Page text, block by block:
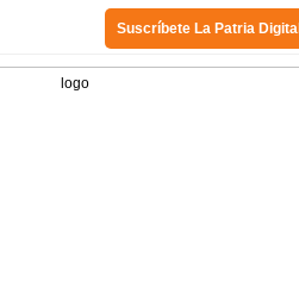
Suscríbete La Patria Digital